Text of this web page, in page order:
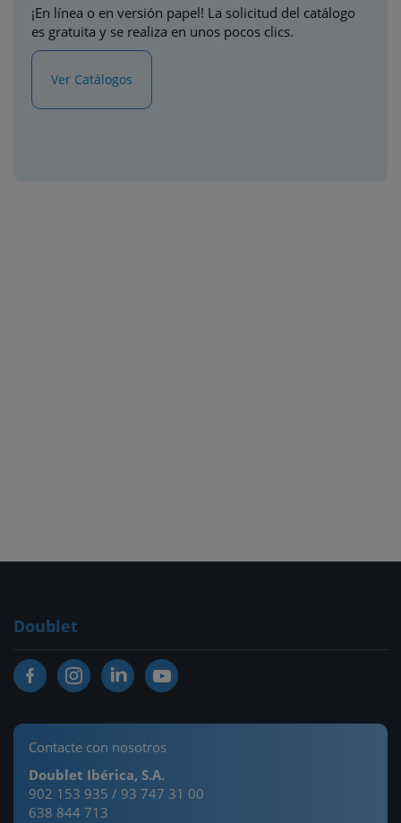
¡En línea o en versión papel! La solicitud del catálogo
es gratuita y se realiza en unos pocos clics.
Ver Catálogos
Doublet
Contacte con nosotros
Doublet Ibérica, S.A.
902 153 935 / 93 747 31 00
638 844 713